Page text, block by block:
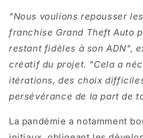
"Nous voulions repousser
franchise Grand Theft Auto
restant fidèles à son ADN",
créatif du projet. "Cela a
itérations, des choix
persévérance de la part de
La pandémie a notamment